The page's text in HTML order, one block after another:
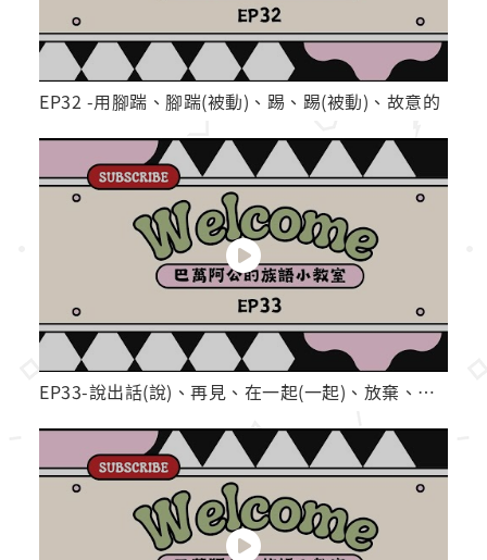
EP32 -用腳踹、腳踹(被動)、踢、踢(被動)、故意的
EP33-說出話(說)、再見、在一起(一起)、放棄、丟掉(棄)